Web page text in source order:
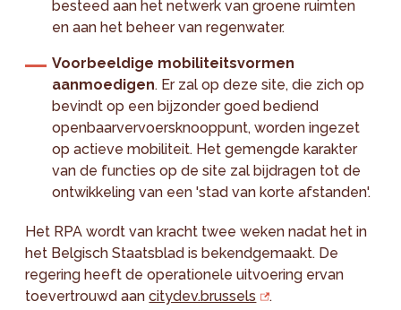
besteed aan het netwerk van groene ruimten
en aan het beheer van regenwater.
Voorbeeldige mobiliteitsvormen
aanmoedigen. Er zal op deze site, die zich op
bevindt op een bijzonder goed bediend
openbaarvervoersknooppunt, worden ingezet
op actieve mobiliteit. Het gemengde karakter
van de functies op de site zal bijdragen tot de
ontwikkeling van een 'stad van korte afstanden'.
Het RPA wordt van kracht twee weken nadat het in
het Belgisch Staatsblad is bekendgemaakt. De
regering heeft de operationele uitvoering ervan
toevertrouwd aancitydev.brussels .